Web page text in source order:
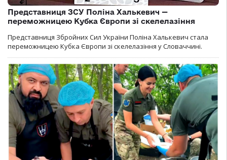
Представниця ЗСУ Поліна Халькевич —
переможницею Кубка Європи зі скелелазіння
Представниця Збройних Сил України Поліна Халькевич стала
переможницею Кубка Європи зі скелелазіння у Словаччині.